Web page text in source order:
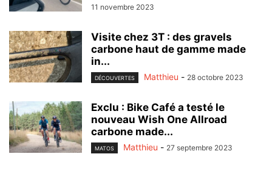
11 novembre 2023
Visite chez 3T : des gravels
carbone haut de gamme made
in...
DÉCOUVERTES Matthieu - 28 octobre 2023
Exclu : Bike Café a testé le
nouveau Wish One Allroad
carbone made...
MATOS Matthieu - 27 septembre 2023